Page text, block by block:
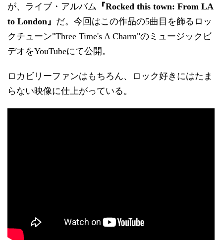
が、ライブ・アルバム 『Rocked this town: From LA
to London』 だ。今回はこの作品の5曲目を飾るロッ
クチューン"Three Time's A Charm"のミュージックビ
デオをYouTubeにて公開。
ロカビリーファンはもちろん、ロック好きにはたま
らない映像に仕上がっている。